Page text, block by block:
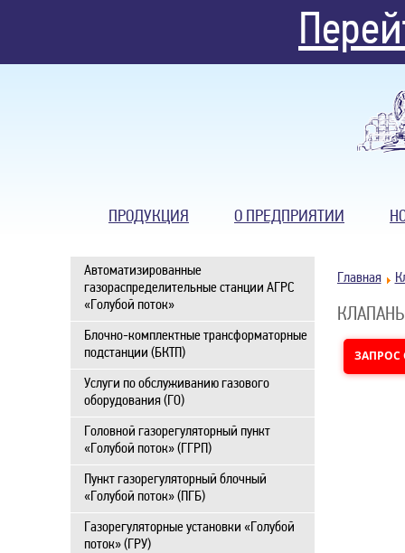
ПРОДУКЦИЯ О ПРЕДПРИЯТИИ
Автоматизированные
газораспределительные станции АГРС
«Голубой поток»
Блочно-комплектные трансформаторные
подстанции (БКТП)
Услуги по обслуживанию газового
оборудования (ГО)
Головной газорегуляторный пункт
«Голубой поток» (ГГРП)
Пункт газорегуляторный блочный
«Голубой поток» (ПГБ)
Газорегуляторные установки «Голубой
поток» (ГРУ)
Главная
ЗАПРОС